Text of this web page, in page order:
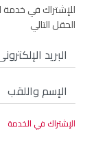
للإشتراك في خدمة
الحقل التالي